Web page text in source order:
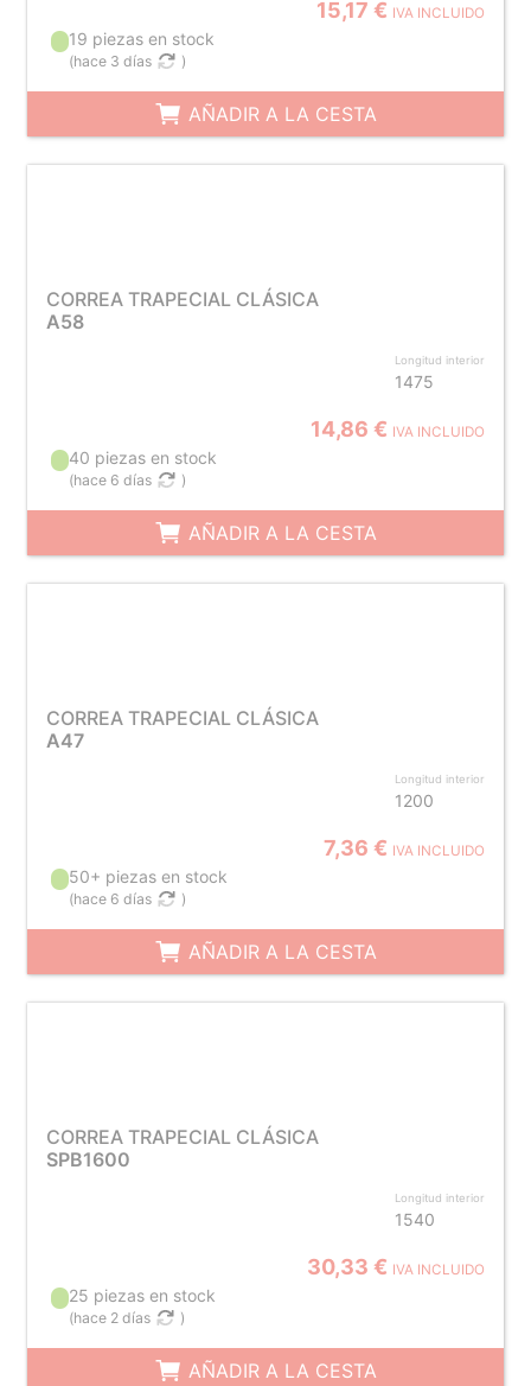
15,17 € IVA INCLUIDO
19 piezas en stock
(hace 3 días )
AÑADIR A LA CESTA
CORREA TRAPECIAL CLÁSICA
A58
Longitud interior
1475
14,86 € IVA INCLUIDO
40 piezas en stock
(hace 6 días )
AÑADIR A LA CESTA
CORREA TRAPECIAL CLÁSICA
A47
Longitud interior
1200
7,36 € IVA INCLUIDO
50+ piezas en stock
(hace 6 días )
AÑADIR A LA CESTA
CORREA TRAPECIAL CLÁSICA
SPB1600
Longitud interior
1540
30,33 € IVA INCLUIDO
25 piezas en stock
(hace 2 días )
AÑADIR A LA CESTA